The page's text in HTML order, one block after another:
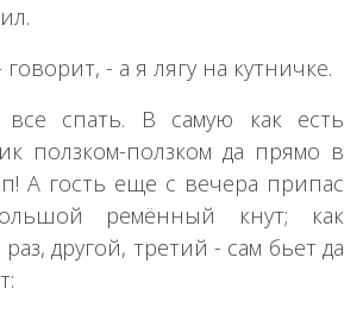
- а я лягу на кутничке.
все спать. В самую как есть
ползком-ползком да прямо в
А гость еще с вечера припас
ремённый кнут; как
другой, третий - сам бьет да